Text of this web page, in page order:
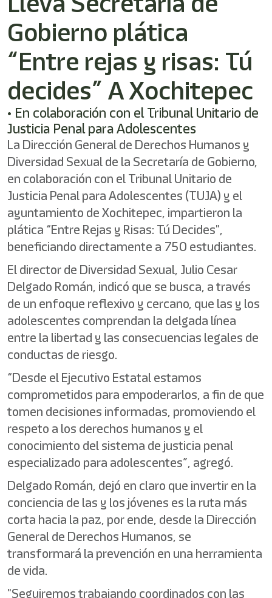
Gobierno plática
“Entre rejas y risas: Tú
decides” A Xochitepec
• En colaboración con el Tribunal Unitario de
Justicia Penal para Adolescentes
La Dirección General de Derechos Humanos y
Diversidad Sexual de la Secretaría de Gobierno,
en colaboración con el Tribunal Unitario de
Justicia Penal para Adolescentes (TUJA) y el
ayuntamiento de Xochitepec, impartieron la
plática “Entre Rejas y Risas: Tú Decides",
beneficiando directamente a 750 estudiantes.
El director de Diversidad Sexual, Julio Cesar
Delgado Román, indicó que se busca, a través
de un enfoque reflexivo y cercano, que las y los
adolescentes comprendan la delgada línea
entre la libertad y las consecuencias legales de
conductas de riesgo.
“Desde el Ejecutivo Estatal estamos
comprometidos para empoderarlos, a fin de que
tomen decisiones informadas, promoviendo el
respeto a los derechos humanos y el
conocimiento del sistema de justicia penal
especializado para adolescentes”, agregó.
Delgado Román, dejó en claro que invertir en la
conciencia de las y los jóvenes es la ruta más
corta hacia la paz, por ende, desde la Dirección
General de Derechos Humanos, se
transformará la prevención en una herramienta
de vida.
"Seguiremos trabajando coordinados con las